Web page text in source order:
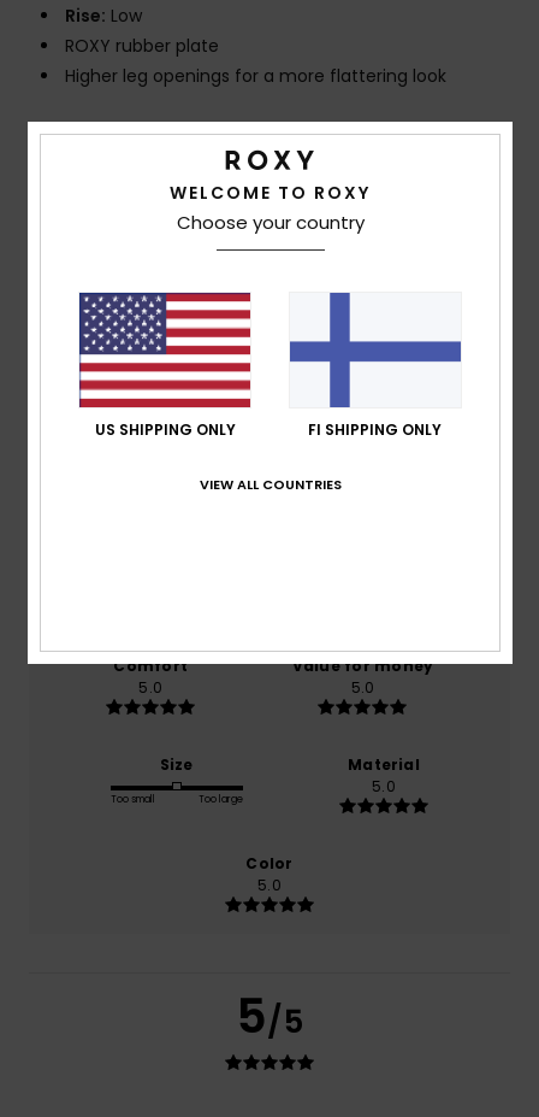
Rise: Low
ROXY rubber plate
Higher leg openings for a more flattering look
Composition[Main Fabric] 92% Recycled Polyester, 8%
Shipping & Returns
Customer Reviews
Average Score
5.0
Comfort
5.0
Value for money
5.0
Size
Too small Too large
Material
5.0
Color
5.0
5/5
WELCOME TO ROXY
Choose your country
US SHIPPING ONLY FI SHIPPING ONLY
VIEW ALL COUNTRIES